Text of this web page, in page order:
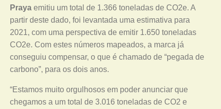
Praya emitiu um total de 1.366 toneladas de CO2e. A
partir deste dado, foi levantada uma estimativa para
2021, com uma perspectiva de emitir 1.650 toneladas
CO2e. Com estes números mapeados, a marca já
conseguiu compensar, o que é chamado de “pegada de
carbono”, para os dois anos.
“Estamos muito orgulhosos em poder anunciar que
chegamos a um total de 3.016 toneladas de CO2 e